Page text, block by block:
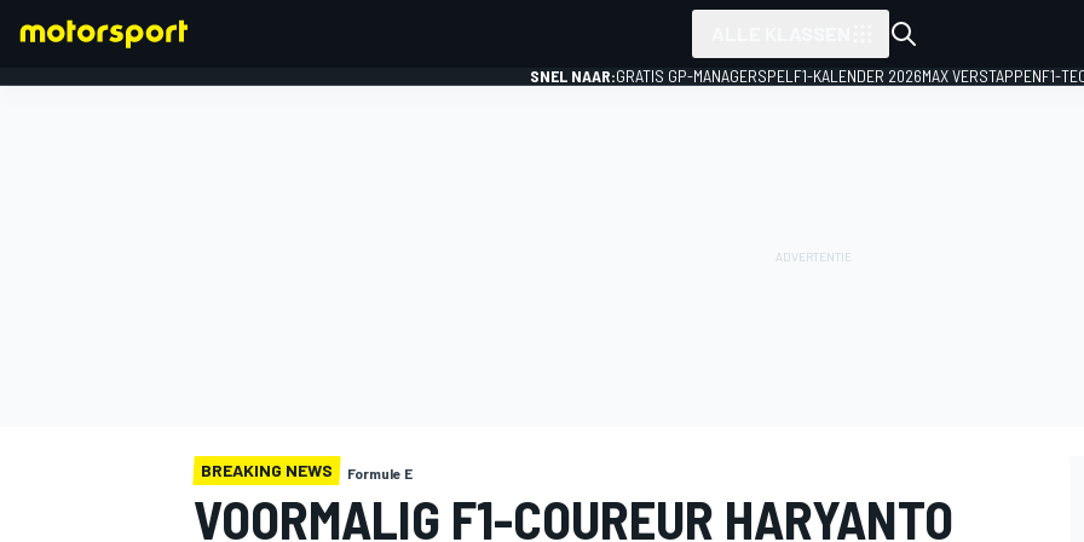
SNEL NAAR:GRATIS GP-MANAGERSPEL F1-KALENDER 2026MAX VERSTAPPENF1-
BREAKING NEWS Formule E
VOORMALIG F1-COUREUR HARYANTO